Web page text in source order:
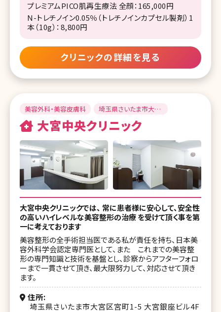
プレミアムPICO肌再生療法 全顔：165,000円
N-トレチノイン0.05％（トレチノインカプセル製剤）1
本（10g）：8,800円
クリニックの詳細を見る
美容外科・美容皮膚科
埼玉県さいたま市大宮
大宮中央クリニック
大宮中央クリニックでは、 常に患者様に安心して、安全性
の高いハイレベルな美容整形の治療 を受けて頂く事を第
一に考えております
美容整形の全手術担当医である私が責任を持ち、日本美
容外科学会認定専門医として、また これまでの美容整
形の専門知識と技術を基盤とし、診察からアフターフォロ
ーまで一貫させて頂き、最大限努力して、対応させて頂き
ます。
住所
埼玉県さいたま市大宮区宮町1-5 大宮銀座ビル4F